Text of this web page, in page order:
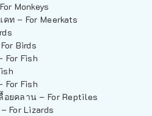
Monkeys
คท – For Meerkats
Birds
For Fish
For Fish
อยคลาน – For Reptiles
For Lizards